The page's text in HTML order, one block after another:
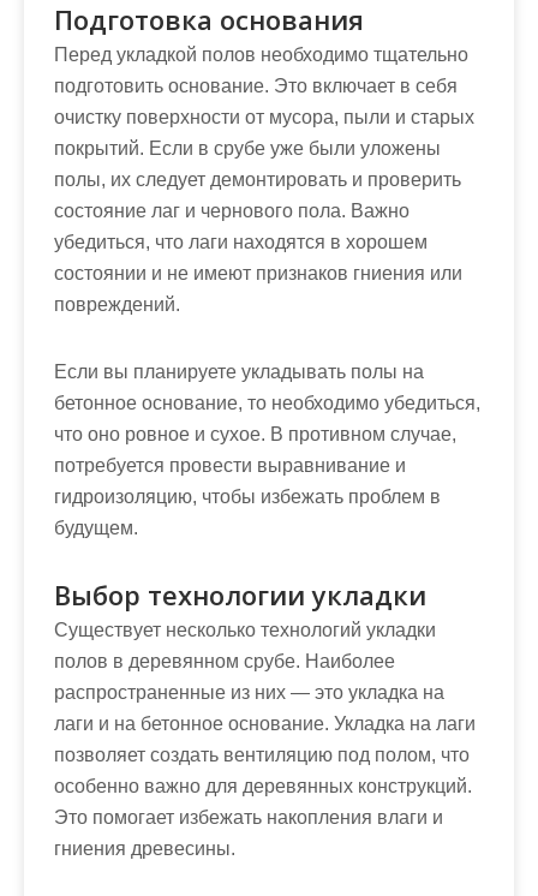
Подготовка основания
Перед укладкой полов необходимо тщательно
подготовить основание. Это включает в себя
очистку поверхности от мусора, пыли и старых
покрытий. Если в срубе уже были уложены
полы, их следует демонтировать и проверить
состояние лаг и чернового пола. Важно
убедиться, что лаги находятся в хорошем
состоянии и не имеют признаков гниения или
повреждений.
Если вы планируете укладывать полы на
бетонное основание, то необходимо убедиться,
что оно ровное и сухое. В противном случае,
потребуется провести выравнивание и
гидроизоляцию, чтобы избежать проблем в
будущем.
Выбор технологии укладки
Существует несколько технологий укладки
полов в деревянном срубе. Наиболее
распространенные из них — это укладка на
лаги и на бетонное основание. Укладка на лаги
позволяет создать вентиляцию под полом, что
особенно важно для деревянных конструкций.
Это помогает избежать накопления влаги и
гниения древесины.